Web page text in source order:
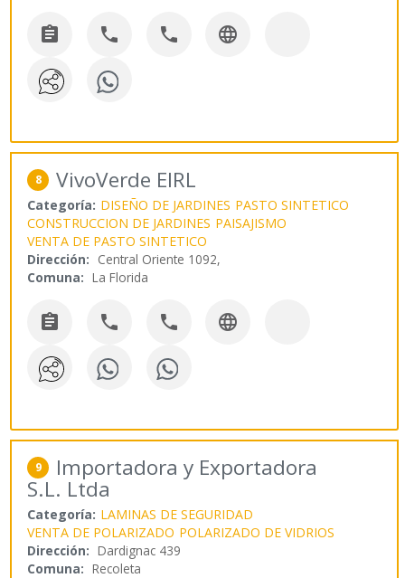
   
8 VivoVerde EIRL
Categoría: DISEÑO DE JARDINES PASTO SINTETICO
CONSTRUCCION DE JARDINES PAISAJISMO
VENTA DE PASTO SINTETICO
Dirección: Central Oriente 1092,
Comuna: La Florida
   
9 Importadora y Exportadora
S.L. Ltda
Categoría: LAMINAS DE SEGURIDAD
VENTA DE POLARIZADO POLARIZADO DE VIDRIOS
Dirección: Dardignac 439
Comuna: Recoleta